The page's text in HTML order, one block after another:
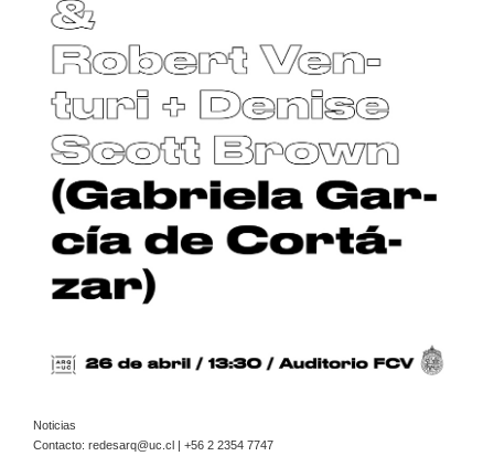
Noticias
Contacto: redesarq@uc.cl
| +56 2 2354 7747